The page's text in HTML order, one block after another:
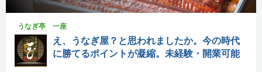
うなぎ亭 一座
え、うなぎ屋？と思われましたか。今の時代
に勝てるポイントが凝縮。未経験・開業可能